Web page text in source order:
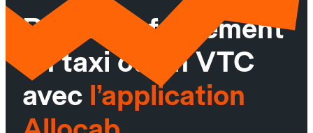
Réservez facilement
un taxi ou un VTC
avec l’application